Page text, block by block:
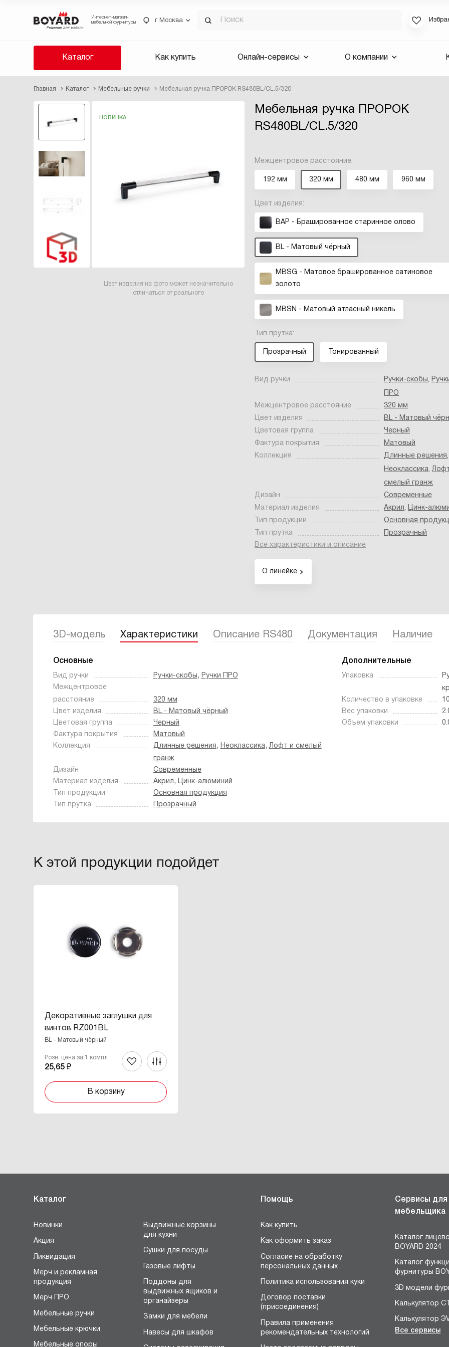
Интернет-магазин
мебельной фурнитуры
г Москва
Каталог Как купить Онлайн-сервисы О компании
Главная Каталог Мебельные ручки Мебельная ручка ПРОРОК RS480BL/CL.5/320
Мебельная ручка ПРОРОК
RS480BL/CL.5/320
НОВИНКА
Цвет изделия на фото может незначительно
отличаться от реального
Межцентровое расстояние:
192 мм 320 мм 480 мм 960 мм
Цвет изделия:
BAP - Брашированное старинное олово
BL - Матовый чёрный
MBSG - Матовое брашированное сатиновое
золото
MBSN - Матовый атласный никель
Тип прутка:
Прозрачный Тонированный
Вид ручки Ручки-скобы,
ПРО
Межцентровое расстояние
320 мм
Цвет изделия
BL - Матовый
Цветовая группа
Черный
Фактура покрытия
Матовый
Коллекция
Длинные решения,
Неоклассика,
смелый гранж
Дизайн
Современные
Материал изделия
Акрил, Цинк-
Тип продукции
Основная
Тип прутка
Прозрачный
Все характеристики и описание
О линейке
3D-модель Характеристики Описание RS480 Документация Наличие
Основные
Вид ручки Ручки-скобы, Ручки ПРО
Межцентровое
расстояние
320 мм
Цвет изделия
BL - Матовый чёрный
Цветовая группа
Черный
Фактура покрытия
Матовый
Коллекция
Длинные решения, Неоклассика,Лофт и смелый
гранж
Дизайн
Современные
Материал изделия
Акрил, Цинк-алюминий
Тип продукции
Основная продукция
Тип прутка
Прозрачный
Дополнительные
Упаковка
Количество в упаковке
10
Вес упаковки
Объем упаковки
К этой продукции подойдет
Декоративные заглушки для
винтов RZ001BL
BL - Матовый чёрный
Розн. цена за 1 компл
25,65 ₽
В корзину
Каталог
Новинки
Акция
Ликвидация
Мерч и рекламная
продукция
Мерч ПРО
Мебельные ручки
Мебельные крючки
Мебельные опоры
Выдвижные корзины
для кухни
Сушки для посуды
Газовые лифты
Поддоны для
выдвижных ящиков и
органайзеры
Замки для мебели
Навесы для шкафов
Помощь
Как купить
Как оформить заказ
Согласие на обработку
персональных данных
Политика использования куки
Договор поставки
(присоединения)
Правила применения
рекомендательных технологий
Сервисы для
мебельщика
Каталог
BOYARD 2024
Каталог
фурнитуры
3D модели
Калькулятор
Калькулятор
Конструктор
Все сервисы
Если вы
для смены
будут
Выслать